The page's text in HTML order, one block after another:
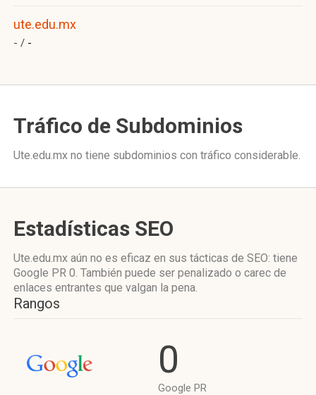
ute.edu.mx
- / -
Tráfico de Subdominios
Ute.edu.mx no tiene subdominios con tráfico considerable.
Estadísticas SEO
Ute.edu.mx aún no es eficaz en sus tácticas de SEO: tiene
Google PR 0. También puede ser penalizado o carec de
enlaces entrantes que valgan la pena.
Rangos
0
Google PR